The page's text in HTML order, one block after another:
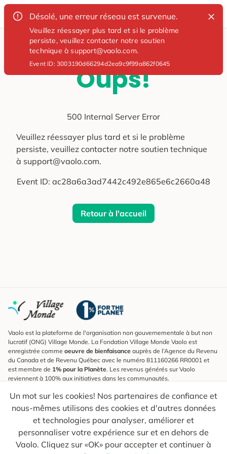
Désolé, une erreur réseau est survenue.
Veuillez réessayer plus tard et si le problème
persiste, veuillez contacter notre soutien
technique à support@vaolo.com.
Event ID:3003190d66294d2ea9c9f99a862f0645
Oups!
500 Internal Server Error
Veuillez réessayer plus tard et si le problème
persiste, veuillez contacter notre soutien technique
à support@vaolo.com.
Event ID: ac28a6a3ad7442c492e865e6c2660a48
Retour à l'accueil
Un mot sur les cookies! Nos partenaires de confiance et
nous-mêmes utilisons des cookies et d'autres données
et technologies pour analyser, améliorer et
personnaliser votre expérience sur et en dehors de
Vaolo. Cliquez sur «OK» pour accepter et continuer à
Vaolo est la plateforme de l'organisation non gouvernementale à but non
lucratif (ONG) Village Monde. La Fondation Village Monde Vaolo est
enregistrée comme oeuvre de bienfaisance auprès de l’Agence du Revenu
du Canada et de Revenu Québec avec le numéro 811160266 RR0001 et
est membre de 1% pour la Planète. Les revenus générés sur Vaolo
reviennent à 100% aux initiatives dans les communautés.
S'inscrire à l'infolettre
Pour connaître les nouveautés, suivre nos explorateurs et recevoir des
astuces pour des voyages plus conscients.
Ton courriel Envoyer